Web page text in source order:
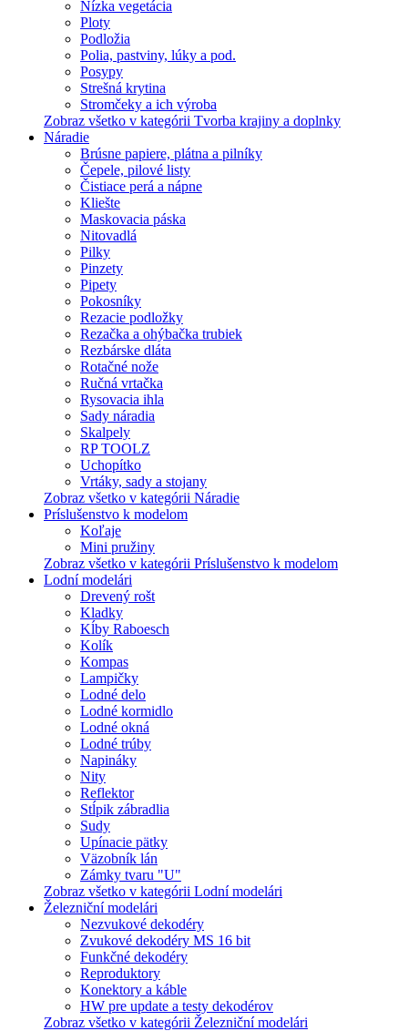
Nízka vegetácia
Ploty
Podložia
Polia, pastviny, lúky a pod.
Posypy
Strešná krytina
Stromčeky a ich výroba
Zobraz všetko v kategórii Tvorba krajiny a doplnky
Náradie
Brúsne papiere, plátna a pilníky
Čepele, pilové listy
Čistiace perá a nápne
Kliešte
Maskovacia páska
Nitovadlá
Pilky
Pinzety
Pipety
Pokosníky
Rezacie podložky
Rezačka a ohýbačka trubiek
Rezbárske dláta
Rotačné nože
Ručná vrtačka
Rysovacia ihla
Sady náradia
Skalpely
RP TOOLZ
Uchopítko
Vrtáky, sady a stojany
Zobraz všetko v kategórii Náradie
Príslušenstvo k modelom
Koľaje
Mini pružiny
Zobraz všetko v kategórii Príslušenstvo k modelom
Lodní modelári
Drevený rošt
Kladky
Kĺby Raboesch
Kolík
Kompas
Lampičky
Lodné delo
Lodné kormidlo
Lodné okná
Lodné trúby
Napináky
Nity
Reflektor
Stĺpik zábradlia
Sudy
Upínacie pätky
Väzobník lán
Zámky tvaru "U"
Zobraz všetko v kategórii Lodní modelári
Železniční modelári
Nezvukové dekodéry
Zvukové dekodéry MS 16 bit
Funkčné dekodéry
Reproduktory
Konektory a káble
HW pre update a testy dekodérov
Zobraz všetko v kategórii Železniční modelári